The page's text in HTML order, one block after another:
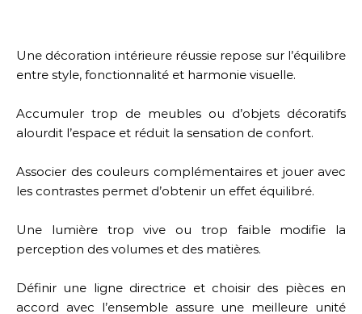
Une décoration intérieure réussie repose sur l’équilibre
entre style, fonctionnalité et harmonie visuelle.
Accumuler trop de meubles ou d’objets décoratifs
alourdit l’espace et réduit la sensation de confort.
Associer des couleurs complémentaires et jouer avec
les contrastes permet d’obtenir un effet équilibré.
Une lumière trop vive ou trop faible modifie la
perception des volumes et des matières.
Définir une ligne directrice et choisir des pièces en
accord avec l’ensemble assure une meilleure unité